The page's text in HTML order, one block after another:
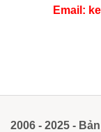
Email:
2006 - 2025 -